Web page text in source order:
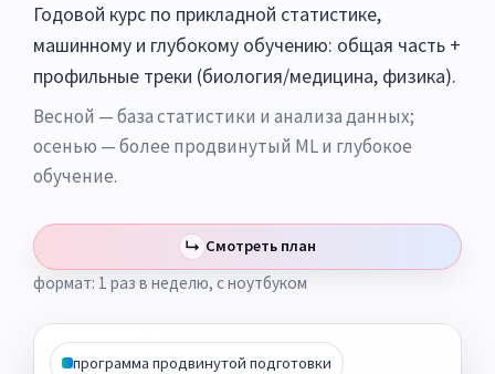
Годовой курс по прикладной статистике,
машинному и глубокому обучению: общая часть +
профильные треки (биология/медицина, физика).
Весной — база статистики и анализа данных;
осенью — более продвинутый ML и глубокое
обучение.
↳ Смотреть план
формат: 1 раз в неделю, с ноутбуком
программа продвинутой подготовки